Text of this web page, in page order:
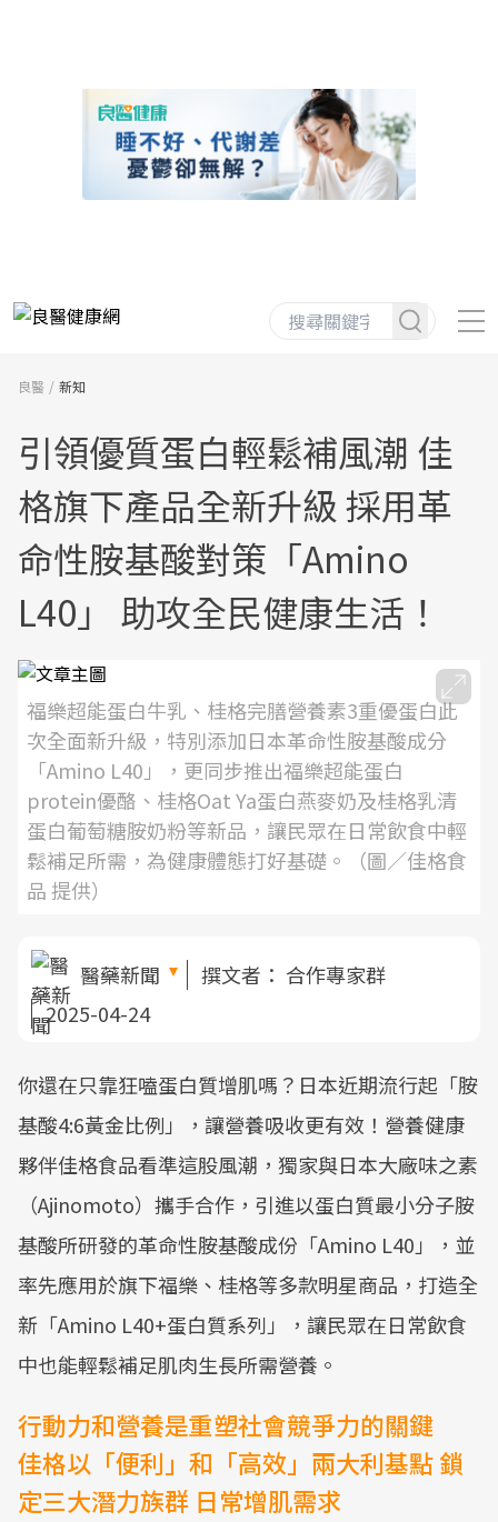
良醫 新知
引領優質蛋白輕鬆補風潮 佳
格旗下產品全新升級 採用革
命性胺基酸對策「Amino
L40」 助攻全民健康生活！
福樂超能蛋白牛乳、桂格完膳營養素3重優蛋白此
次全面新升級，特別添加日本革命性胺基酸成分
「Amino L40」，更同步推出福樂超能蛋白
protein優酪、桂格Oat Ya蛋白燕麥奶及桂格乳清
蛋白葡萄糖胺奶粉等新品，讓民眾在日常飲食中輕
鬆補足所需，為健康體態打好基礎。（圖／佳格食
品 提供）
醫藥新聞 撰文者： 合作專家群
2025-04-24
你還在只靠狂嗑蛋白質增肌嗎？日本近期流行起「胺
基酸4:6黃金比例」，讓營養吸收更有效！營養健康
夥伴佳格食品看準這股風潮，獨家與日本大廠味之素
（Ajinomoto）攜手合作，引進以蛋白質最小分子胺
基酸所研發的革命性胺基酸成份「Amino L40」，並
率先應用於旗下福樂、桂格等多款明星商品，打造全
新「Amino L40+蛋白質系列」，讓民眾在日常飲食
中也能輕鬆補足肌肉生長所需營養。
行動力和營養是重塑社會競爭力的關鍵
佳格以「便利」和「高效」兩大利基點 鎖
定三大潛力族群 日常增肌需求